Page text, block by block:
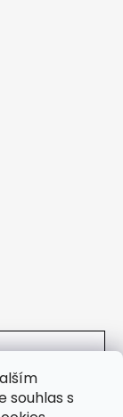
souhlas s